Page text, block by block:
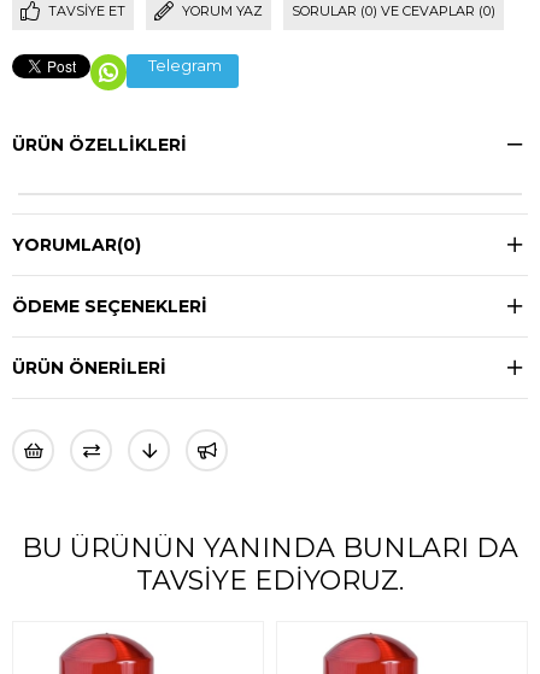
TAVSIYE ET YORUM YAZ SORULAR (0) VE CEVAPLAR (0)
Telegram
ÜRÜN ÖZELLIKLERI
YORUMLAR(0)
ÖDEME SEÇENEKLERI
ÜRÜN ÖNERILERI
BU ÜRÜNÜN YANINDA BUNLARI DA
TAVSIYE EDIYORUZ.